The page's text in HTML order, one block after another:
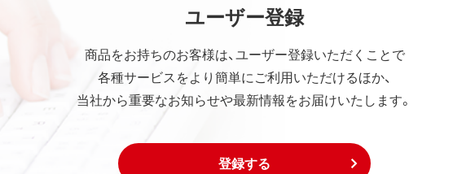
ユーザー登録
商品をお持ちのお客様は、ユーザー登録いただくことで
各種サービスをより簡単にご利用いただけるほか、
当社から重要なお知らせや最新情報をお届けいたします。
登録する